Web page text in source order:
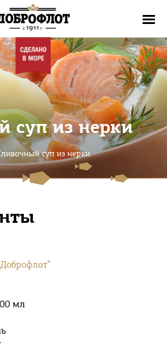
суп из нерки
суп из нерки
мл